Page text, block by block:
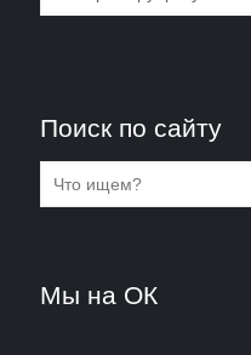
Поиск по сайту
Мы на ОК